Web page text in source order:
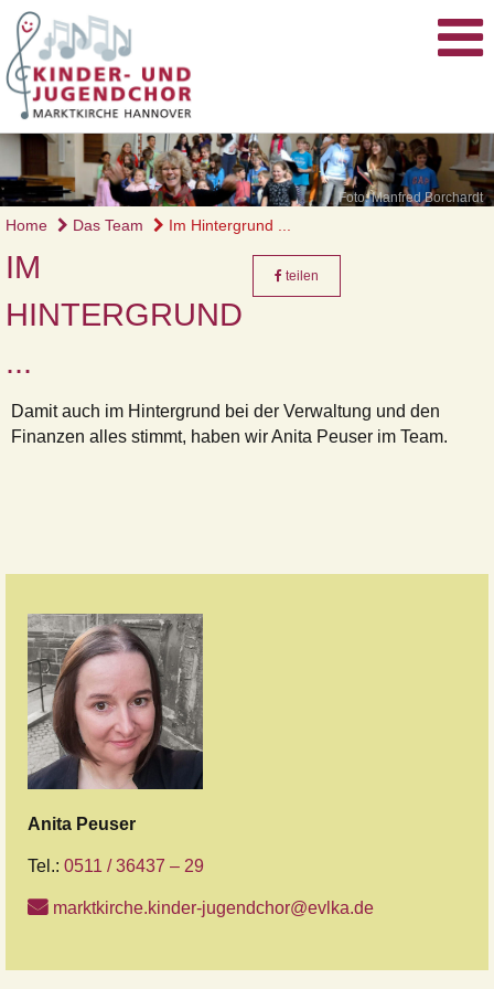
Foto: Manfred Borchardt
Home Das Team Im Hintergrund ...
IM
HINTERGRUND
...
teilen
Damit auch im Hintergrund bei der Verwaltung und den
Finanzen alles stimmt, haben wir Anita Peuser im Team.
Anita Peuser
Tel.: 0511 / 36437 – 29
marktkirche.kinder-jugendchor@evlka.de